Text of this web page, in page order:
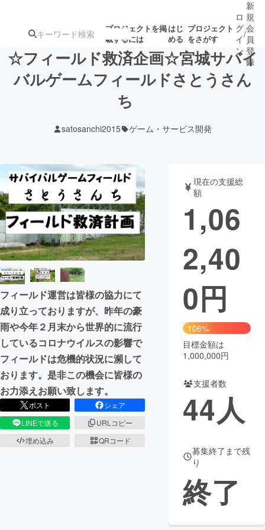
プロジェクトを掲
載するには
はじ
める
プロジェクト
をさがす
注目の新着プロ
テクノロジー・ガジェット
映像・映画 書籍・雑誌
ビジネス・起業 チャレンジ
まちづくり・地域活性化
CAMPFIRE for Social Good
CAMPFIRE Creation
CAMPFIREふるさと納税machi-ya コミュニティ
ロ
グ
イ
ン
/
新
規
会
員
登
録
☆フィールド救済企画☆宮城サバイ
バルゲームフィールドさとうさん
ち
satosanchi2015 ゲーム・サービス開発
フィールド運営は皆様の協力にて
成り立っておりますが、昨年の豪
雨や今年２月末から世界的に流行
しているコロナウイルスの影響で
フィールドは危機的状況に瀕して
おります。是非この機会に皆様の
お力添えお願い致します。
ポスト
シェア
LINEで送る
URLコピー
埋め込み
QRコード
現在の支援総
額
1,06
2,40
0円
106%
目標金額は
1,000,000円
支援者数
44人
募集終了まで残
り
終了